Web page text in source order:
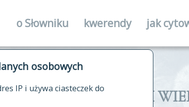
osobowych
IP i używa ciasteczek do
o Słowniku
historia
publikacje
kwerendy jak
XVII I XVIII